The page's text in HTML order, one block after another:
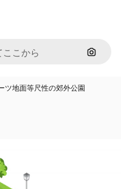
画像で
ツ地面等尺性の郊外公園